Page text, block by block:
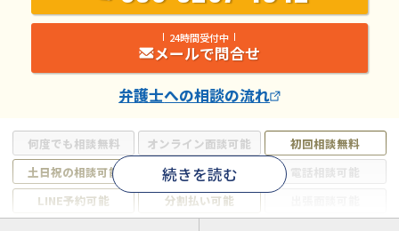
何度でも相談無料 オンライン面談可能
初回相談無料
土日祝の相談可能
19時以降電話可能
電話相談可能
LINE予約可能
分割払い可能
続きを読む
24時間受付中
メールで問合せ
弁護士への相談の流れ